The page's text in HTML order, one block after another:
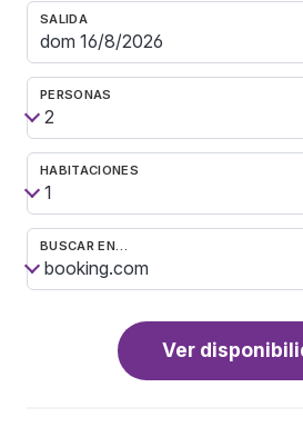
SALIDA
PERSONAS
HABITACIONES
BUSCAR EN…
Ver